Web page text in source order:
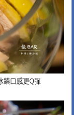
鎮口感更Q彈